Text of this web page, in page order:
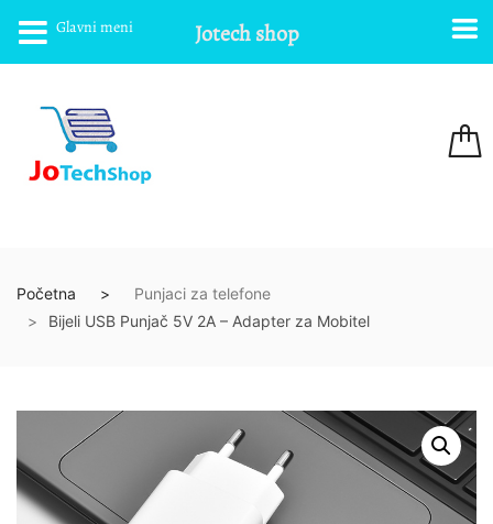
Početna
Punjaci za telefone
Bijeli USB Punjač 5V 2A – Adapter za Mobitel
Glavni meni Jotech shop